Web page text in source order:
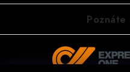
Poznáte